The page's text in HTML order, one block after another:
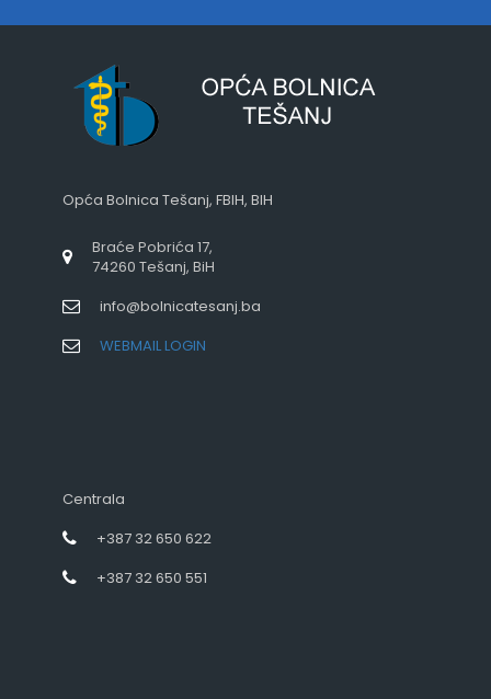
Opća Bolnica Tešanj, FBIH, BIH
Braće Pobrića 17,
74260 Tešanj, BiH
info@bolnicatesanj.ba
WEBMAIL LOGIN
Centrala
+387 32 650 622
+387 32 650 551